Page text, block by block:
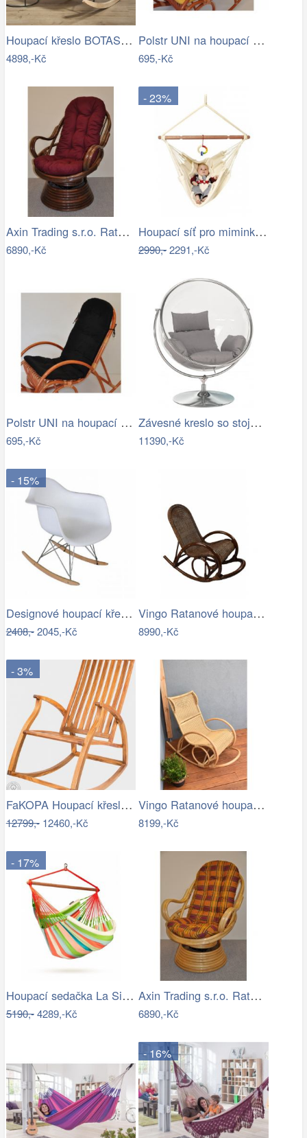
Houpací křeslo BOTAS Halmar
4898,-Kč
Polstr UNI na houpací křeslo - žlutý…
695,-Kč
Axin Trading s.r.o. Ratanové houpací…
6890,-Kč
- 23%
Houpací síť pro miminka La Siesta…
2990,-2291,-Kč
Polstr UNI na houpací křeslo - látka…
695,-Kč
Závesné kreslo so stojanom,…
11390,-Kč
- 15%
Designové houpací křeslo - TK
2408,-2045,-Kč
Vingo Ratanové houpací křeslo - tmavě…
8990,-Kč
- 3%
FaKOPA Houpací křeslo dřevěné teak…
12799,-12460,-Kč
Vingo Ratanové houpací křeslo
8199,-Kč
- 17%
Houpací sedačka La Siesta DOMINGO - IN
5190,-4289,-Kč
Axin Trading s.r.o. Ratanové houpací…
6890,-Kč
- 16%